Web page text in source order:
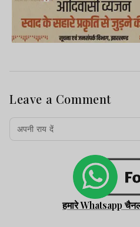
Leave a Comment
हमारे Whatsapp